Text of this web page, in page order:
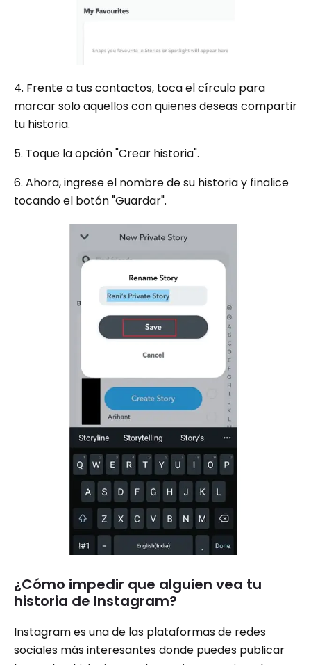
4. Frente a tus contactos, toca el círculo para
marcar solo aquellos con quienes deseas compartir
tu historia.
5. Toque la opción "Crear historia".
6. Ahora, ingrese el nombre de su historia y finalice
tocando el botón "Guardar".
¿Cómo impedir que alguien vea tu
historia de Instagram?
Instagram es una de las plataformas de redes
sociales más interesantes donde puedes publicar